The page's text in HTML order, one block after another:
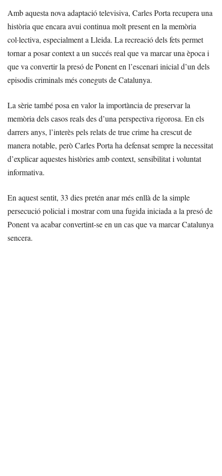
Amb aquesta nova adaptació televisiva, Carles Porta recupera una
història que encara avui continua molt present en la memòria
col·lectiva, especialment a Lleida. La recreació dels fets permet
tornar a posar context a un succés real que va marcar una època i
que va convertir la presó de Ponent en l’escenari inicial d’un dels
episodis criminals més coneguts de Catalunya.
La sèrie també posa en valor la importància de preservar la
memòria dels casos reals des d’una perspectiva rigorosa. En els
darrers anys, l’interès pels relats de true crime ha crescut de
manera notable, però Carles Porta ha defensat sempre la necessitat
d’explicar aquestes històries amb context, sensibilitat i voluntat
informativa.
En aquest sentit, 33 dies pretén anar més enllà de la simple
persecució policial i mostrar com una fugida iniciada a la presó de
Ponent va acabar convertint-se en un cas que va marcar Catalunya
sencera.